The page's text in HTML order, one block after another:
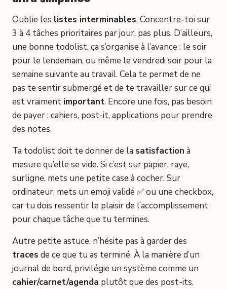
Oublie les listes interminables. Concentre-toi sur
3 à 4 tâches prioritaires par jour, pas plus. D’ailleurs,
une bonne todolist, ça s’organise à l’avance : le soir
pour le lendemain, ou même le vendredi soir pour la
semaine suivante au travail. Cela te permet de ne
pas te sentir submergé et de te travailler sur ce qui
est vraiment important. Encore une fois, pas besoin
de payer : cahiers, post-it, applications pour prendre
des notes.
Ta todolist doit te donner de la satisfaction à
mesure qu’elle se vide. Si c’est sur papier, raye,
surligne, mets une petite case à cocher. Sur
ordinateur, mets un emoji validé ✅ ou une checkbox,
car tu dois ressentir le plaisir de l’accomplissement
pour chaque tâche que tu termines.
Autre petite astuce, n’hésite pas à garder des
traces de ce que tu as terminé. À la manière d’un
journal de bord, privilégie un système comme un
cahier/carnet/agenda plutôt que des post-its.